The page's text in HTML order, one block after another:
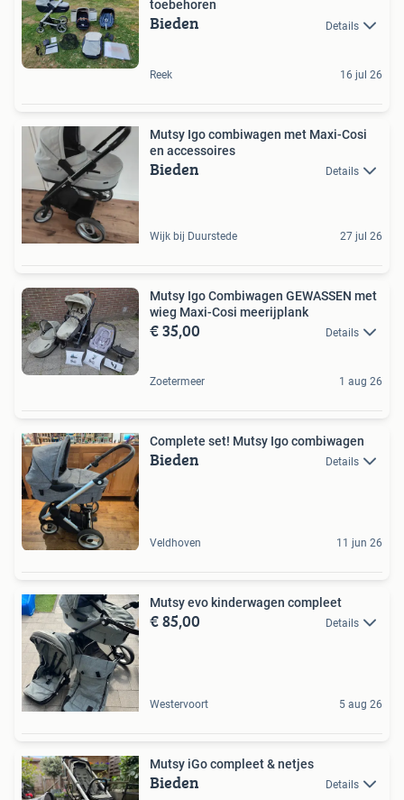
toebehoren
Bieden Details
Reek 16 jul 26
Mutsy Igo combiwagen met Maxi-Cosi
en accessoires
Bieden Details
Wijk bij Duurstede 27 jul 26
Mutsy Igo Combiwagen GEWASSEN met
wieg Maxi-Cosi meerijplank
€ 35,00 Details
Zoetermeer 1 aug 26
Complete set! Mutsy Igo combiwagen
Bieden Details
Veldhoven 11 jun 26
Mutsy evo kinderwagen compleet
€ 85,00 Details
Westervoort 5 aug 26
Mutsy iGo compleet & netjes
Bieden Details